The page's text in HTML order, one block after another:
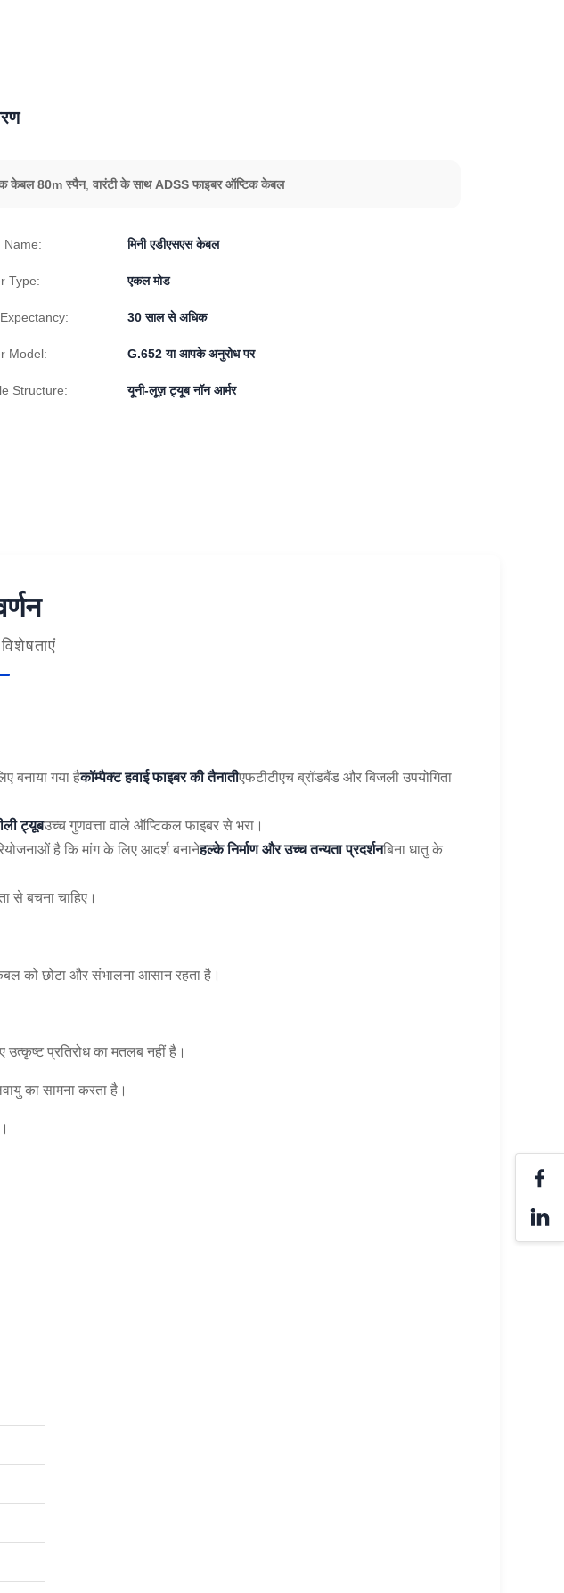
केबल 80m स्पैन, वारंटी के साथ ADSS फाइबर ऑप्टिक केबल
Name: मिनी एडीएसएस केबल
Type: एकल मोड
30 साल से अधिक
Model: G.652 या आपके अनुरोध पर
Structure: यूनी-लूज़ ट्यूब नॉन आर्मर
बनाया गया हैकॉम्पैक्ट हवाई फाइबर की तैनातीएफटीटीएच ब्रॉडबैंड और बिजली उपयोगिता
ट्यूबउच्च गुणवत्ता वाले ऑप्टिकल फाइबर से भरा।
है कि मांग के लिए आदर्श बनानेहल्के निर्माण और उच्च तन्यता प्रदर्शनबिना धातु के
से बचना चाहिए।
को छोटा और संभालना आसान रहता है।
उत्कृष्ट प्रतिरोध का मतलब नहीं है।
का सामना करता है।